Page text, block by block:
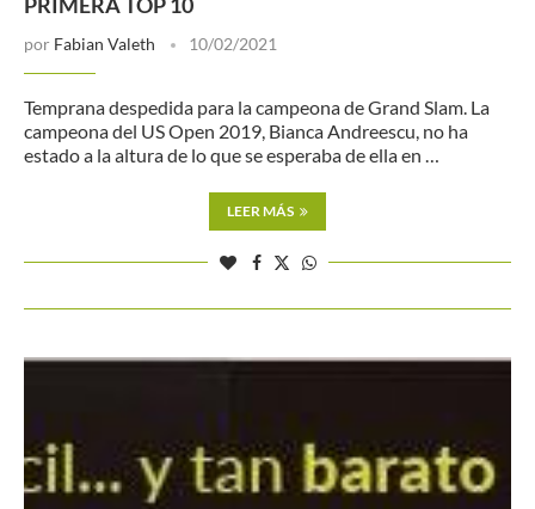
por Fabian Valeth 10/02/2021
Temprana despedida para la campeona de Grand Slam. La
campeona del US Open 2019, Bianca Andreescu, no ha
estado a la altura de lo que se esperaba de ella en …
LEER MÁS